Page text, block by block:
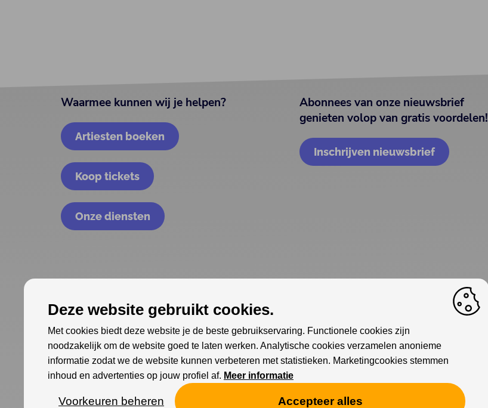
Waarmee kunnen wij je helpen?
Artiesten boeken
Koop tickets
Onze diensten
Abonnees van onze nieuwsbrief
genieten volop van gratis voordelen!
Inschrijven nieuwsbrief
Deze website gebruikt cookies.
Met cookies biedt deze website je de beste gebruikservaring. Functionele cookies zijn
noodzakelijk om de website goed te laten werken. Analytische cookies verzamelen anonieme
informatie zodat we de website kunnen verbeteren met statistieken. Marketingcookies stemmen
inhoud en advertenties op jouw profiel af. Meer informatie
Voorkeuren beheren Accepteer alles